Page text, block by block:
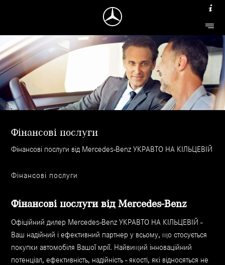
Фінансові послуги
Фінансові послуги від Mercedes-Benz УКРАВТО НА КІЛЬЦЕВІЙ
Фінансові послуги
Фінансові послуги від Mercedes-Benz
Офіційний дилер Mercedes-Benz УКРАВТО НА КІЛЬЦЕВІЙ -
Ваш надійний і ефективний партнер у всьому, що стосується
покупки автомобіля Вашої мрії. Найвищий інноваційний
потенціал, ефективність, надійність - якості, які відносяться не